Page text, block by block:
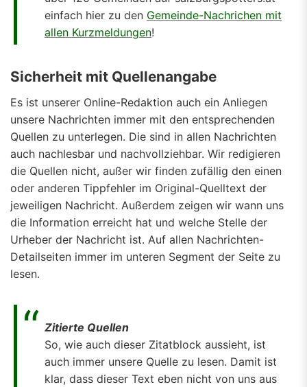
einfach hier zu den Gemeinde-Nachrichen mit
allen Kurzmeldungen!
Sicherheit mit Quellenangabe
Es ist unserer Online-Redaktion auch ein Anliegen
unsere Nachrichten immer mit den entsprechenden
Quellen zu unterlegen. Die sind in allen Nachrichten
auch nachlesbar und nachvollziehbar. Wir redigieren
die Quellen nicht, außer wir finden zufällig den einen
oder anderen Tippfehler im Original-Quelltext der
jeweiligen Nachricht. Außerdem zeigen wir wann uns
die Information erreicht hat und welche Stelle der
Urheber der Nachricht ist. Auf allen Nachrichten-
Detailseiten immer im unteren Segment der Seite zu
lesen.
Zitierte Quellen
So, wie auch dieser Zitatblock aussieht, ist
auch immer unsere Quelle zu lesen. Damit ist
klar, dass dieser Text eben nicht von uns aus